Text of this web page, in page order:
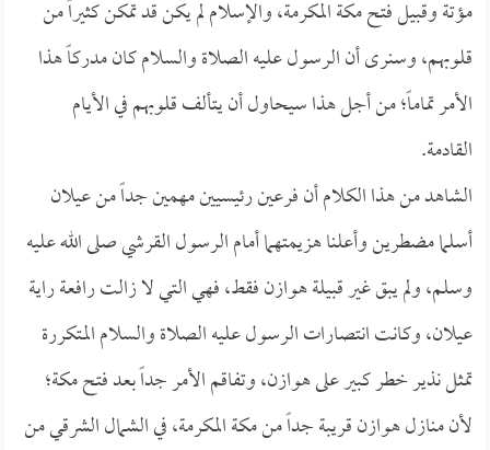
مؤتة وقبيل فتح مكة المكرمة، والإسلام لم يكن قد تمكن كثيراً من
قلوبهم، وسنرى أن الرسول عليه الصلاة والسلام كان مدركاً هذا
الأمر تماماً؛ من أجل هذا سيحاول أن يتألف قلوبهم في الأيام
القادمة.
الشاهد من هذا الكلام أن فرعين رئيسيين مهمين جداً من عيلان
أسلما مضطرين وأعلنا هزيمتهما أمام الرسول القرشي صلى الله عليه
وسلم، ولم يبق غير قبيلة هوازن فقط، فهي التي لا زالت رافعة راية
عيلان، وكانت انتصارات الرسول عليه الصلاة والسلام المتكررة
تمثل نذير خطر كبير على هوازن، وتفاقم الأمر جداً بعد فتح مكة؛
لأن منازل هوازن قريبة جداً من مكة المكرمة، في الشمال الشرقي من